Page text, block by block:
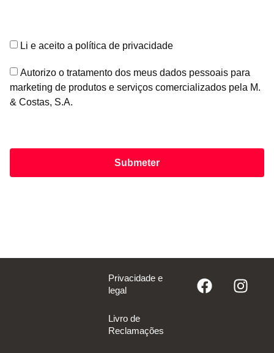
Li e aceito a política de privacidade
Autorizo o tratamento dos meus dados pessoais para
marketing de produtos e serviços comercializados pela M.
& Costas, S.A.
Submeter
Privacidade e
legal
Livro de
Reclamações